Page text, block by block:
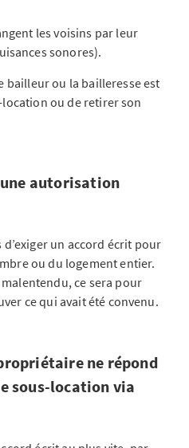
les voisins par leur
sonores).
bailleur ou la bailleresse est
ou de retirer son
autorisation
un accord écrit pour
ou du logement entier.
ce sera pour
ce qui avait été convenu.
ne répond
sous-location via